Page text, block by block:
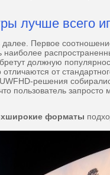
лучше всего
далее. Первое
должную
от
решения
пользователь запросто
форматы